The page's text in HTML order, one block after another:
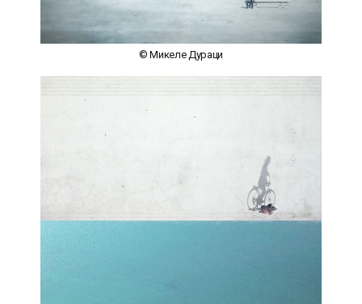
© Микеле Дураци